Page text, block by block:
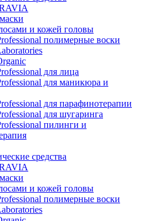
и кожей головы
полимерные воски
для лица
для маникюра и
для парафинотерапии
для шугаринга
пилинги и
средства
и кожей головы
полимерные воски